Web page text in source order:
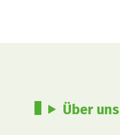
Über uns